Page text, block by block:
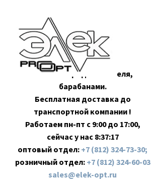
навигации
содержимому
Оптовая продажа кабеля,
барабанами.
Бесплатная доставка до
транспортной компании !
Работаем пн-пт с 9:00 до 17:00,
сейчас у нас 8:37:17
оптовый отдел: +7 (812) 324-73-30;
розничный отдел: +7 (812) 324-60-03
sales@elek-opt.ru